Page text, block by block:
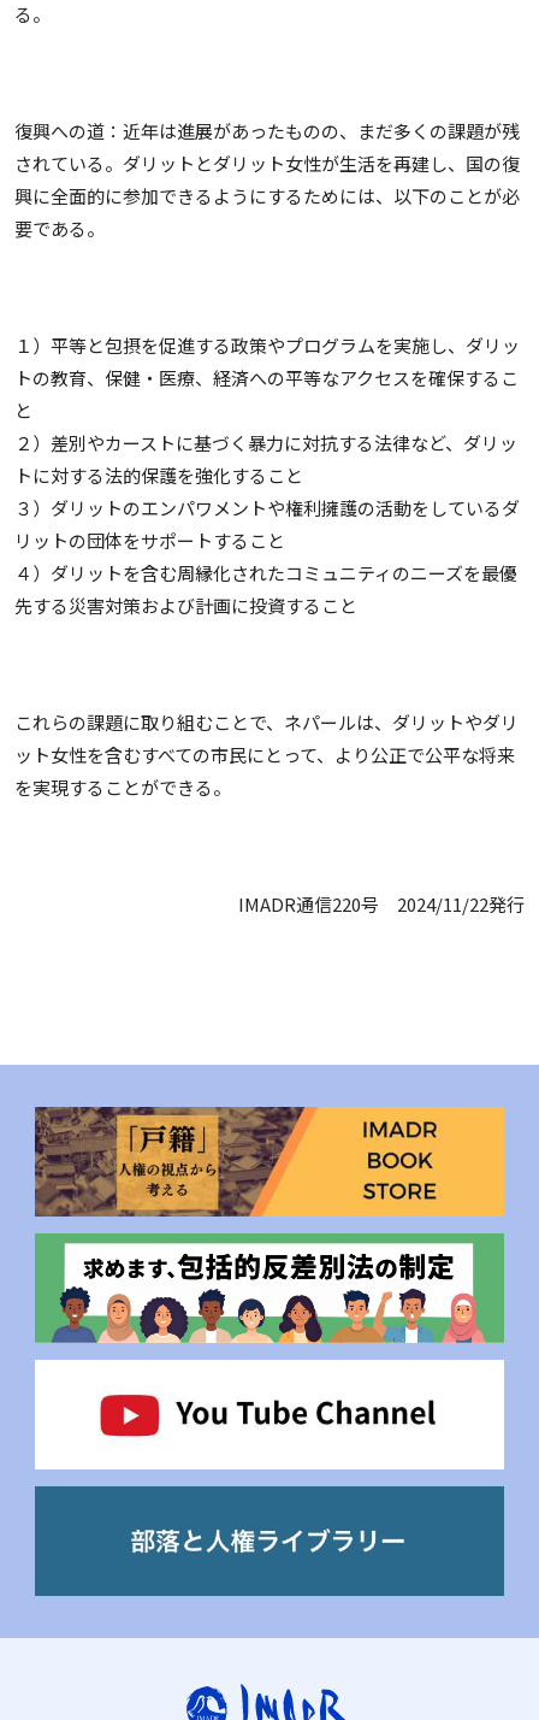
る。
復興への道：近年は進展があったものの、まだ多くの課題が残
されている。ダリットとダリット女性が生活を再建し、国の復
興に全面的に参加できるようにするためには、以下のことが必
要である。
１）平等と包摂を促進する政策やプログラムを実施し、ダリッ
トの教育、保健・医療、経済への平等なアクセスを確保するこ
と
２）差別やカーストに基づく暴力に対抗する法律など、ダリッ
トに対する法的保護を強化すること
３）ダリットのエンパワメントや権利擁護の活動をしているダ
リットの団体をサポートすること
４）ダリットを含む周縁化されたコミュニティのニーズを最優
先する災害対策および計画に投資すること
これらの課題に取り組むことで、ネパールは、ダリットやダリ
ット女性を含むすべての市民にとって、より公正で公平な将来
を実現することができる。
IMADR通信220号 2024/11/22発行